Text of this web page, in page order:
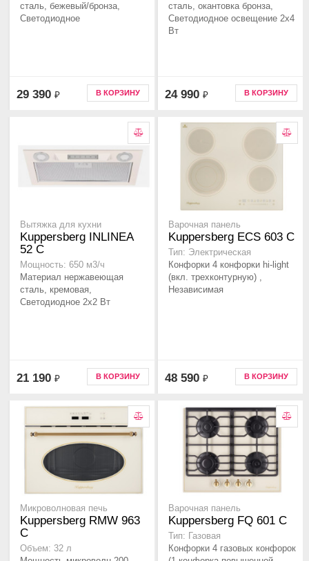
сталь, бежевый/бронза,
Светодиодное
29 390 ₽ В КОРЗИНУ
сталь, окантовка бронза,
Светодиодное освещение 2х4
Вт
24 990 ₽ В КОРЗИНУ
Вытяжка для кухни
Kuppersberg INLINEA
52 С
Мощность: 650 м3/ч
Материал нержавеющая
сталь, кремовая,
Светодиодное 2х2 Вт
21 190 ₽ В КОРЗИНУ
Варочная панель
Kuppersberg ECS 603 C
Тип: Электрическая
Конфорки 4 конфорки hi-light
(вкл. трехконтурную) ,
Независимая
48 590 ₽ В КОРЗИНУ
Микроволновая печь
Kuppersberg RMW 963
C
Объем: 32 л
Варочная панель
Kuppersberg FQ 601 C
Тип: Газовая
Конфорки 4 газовых конфорок